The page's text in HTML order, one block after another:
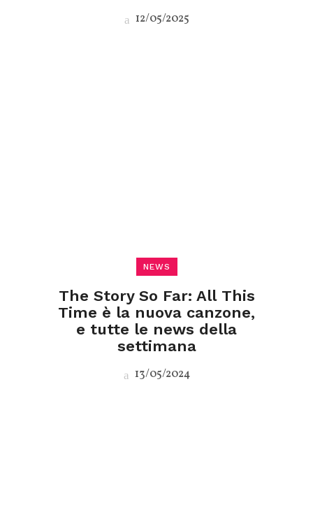
12/05/2025
NEWS
The Story So Far: All This
Time è la nuova canzone,
e tutte le news della
settimana
13/05/2024